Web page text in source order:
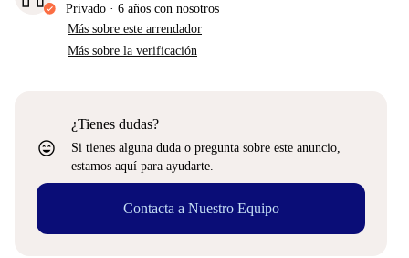
Privado · 6 años con nosotros
Más sobre este arrendador
Más sobre la verificación
sentiment_very_satisfied
¿Tienes dudas?
Si tienes alguna duda o pregunta sobre este anuncio,
estamos aquí para ayudarte.
Contacta a Nuestro Equipo